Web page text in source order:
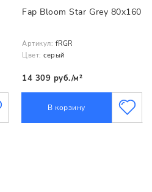
Fap Bloom Star Grey 80x160
Артикул: fRGR
Цвет: серый
14 309 руб./м²
В корзину